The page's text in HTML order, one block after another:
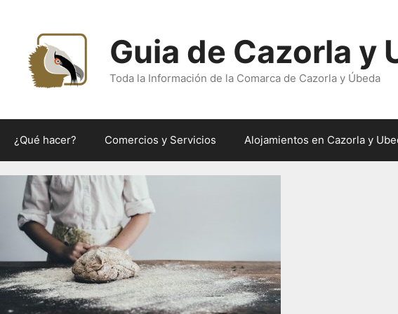
contenido
Guia de Cazorla y
Toda la Información de la Comarca de Cazorla y Úbeda
¿Qué hacer? Comercios y Servicios Alojamientos en Cazorla y